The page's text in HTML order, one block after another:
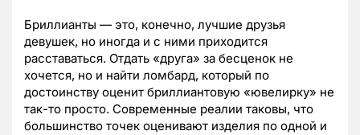
Бриллианты — это, конечно, лучшие друзья
девушек, но иногда и с ними приходится
расставаться. Отдать «друга» за бесценок не
хочется, но и найти ломбард, который по
достоинству оценит бриллиантовую «ювелирку» не
так-то просто. Современные реалии таковы, что
большинство точек оценивают изделия по одной и